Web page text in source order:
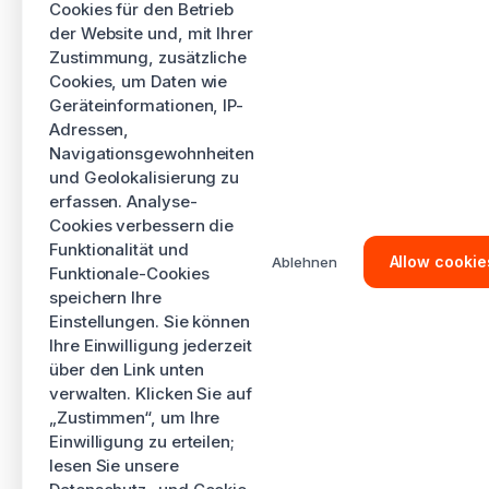
Cookies für den Betrieb
der Website und, mit Ihrer
Zustimmung, zusätzliche
Cookies, um Daten wie
Geräteinformationen, IP-
Adressen,
Navigationsgewohnheiten
und Geolokalisierung zu
erfassen. Analyse-
Cookies verbessern die
Funktionalität und
Funktionale-Cookies
speichern Ihre
Einstellungen. Sie können
Ihre Einwilligung jederzeit
über den Link unten
verwalten. Klicken Sie auf
„Zustimmen“, um Ihre
Einwilligung zu erteilen;
lesen Sie unsere
Ablehnen Allow